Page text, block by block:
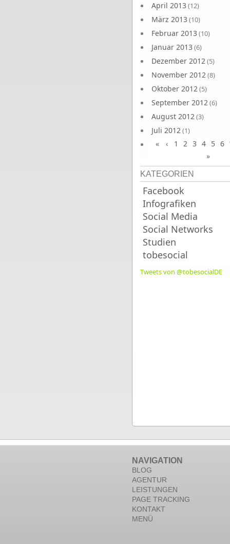
April 2013 (12)
März 2013 (10)
Februar 2013 (10)
Januar 2013 (6)
Dezember 2012(5)
November 2012(8)
Oktober 2012(5)
September 2012(6)
August 2012(3)
Juli 2012(1)
Juni 2012(4)
« ‹ 1 2 3 4 5 6
»
KATEGORIEN
Facebook
Infografiken
Social Media
Social Networks
Studien
tobesocial
Tweets von @tobesocialDE
NAVIGATION
BLOG
AGENTUR
LEISTUNGEN
PAGE TRACKING
KONTAKT
MENÜ